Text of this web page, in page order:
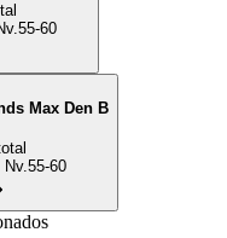
60
Max Den B
Nv.55-60